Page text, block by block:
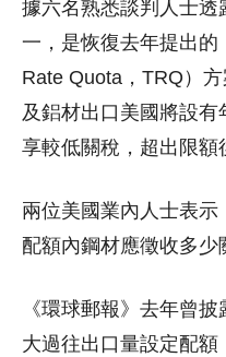
據六名熟悉談判人士透
一，是恢復去年提出的
Rate Quota，TRQ）
及鋁材出口美國將設
享較低關稅，超出限額
兩位美國業內人士表示
配額內鋼材應徵收多少
《環球郵報》去年曾
大過往出口量設定配